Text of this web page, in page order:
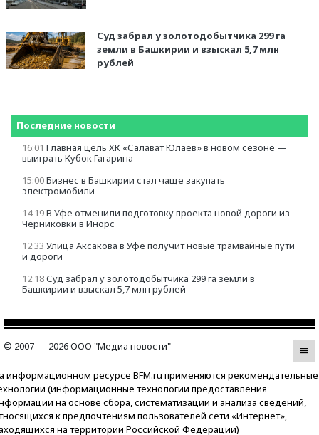
Суд забрал у золотодобытчика 299 га
земли в Башкирии и взыскал 5,7 млн
рублей
Последние новости
16:01 Главная цель ХК «Салават Юлаев» в новом сезоне —
выиграть Кубок Гагарина
15:00Бизнес в Башкирии стал чаще закупать
электромобили
14:19В Уфе отменили подготовку проекта новой дороги из
Черниковки в Инорс
12:33 Улица Аксакова в Уфе получит новые трамвайные пути
и дороги
12:18Суд забрал у золотодобытчика 299 га земли в
Башкирии и взыскал 5,7 млн рублей
© 2007 — 2026 ООО "Медиа новости"
информационном ресурсе BFM.ru применяются рекомендательные
(информационные технологии предоставления
на основе сбора, систематизации и анализа сведений,
к предпочтениям пользователей сети «Интернет»,
на территории Российской Федерации)